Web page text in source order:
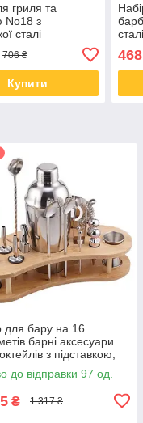
гриля та
No18 з
сталі
706 ₴
Купити
468
для бару на 16
барні аксесуари
з підставкою,
550мл
до відправки 97 од.
₴ 1 317 ₴